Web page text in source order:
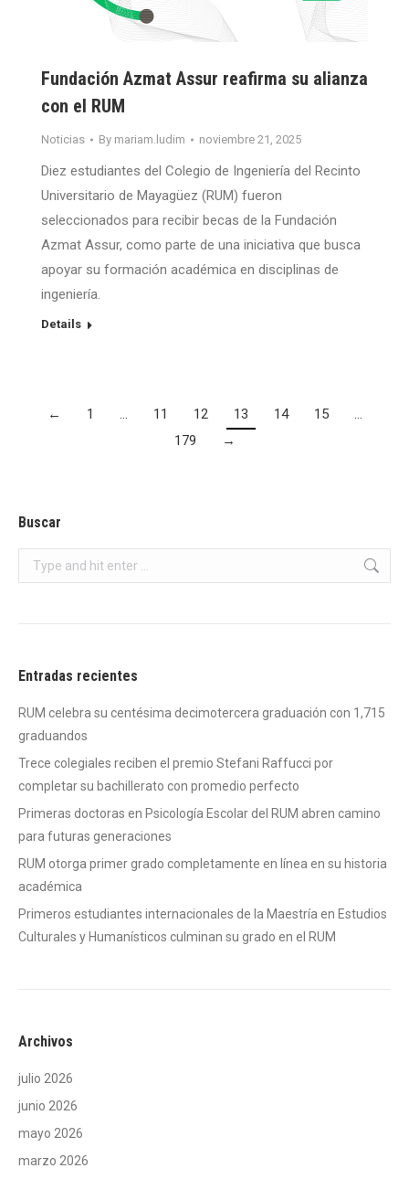
Fundación Azmat Assur reafirma su alianza
con el RUM
Noticias By mariam.ludim noviembre 21, 2025
Diez estudiantes del Colegio de Ingeniería del Recinto
Universitario de Mayagüez (RUM) fueron
seleccionados para recibir becas de la Fundación
Azmat Assur, como parte de una iniciativa que busca
apoyar su formación académica en disciplinas de
ingeniería.
Details
← 1 … 11 12 13 14 15
…
179
→
Buscar
Search:
Entradas recientes
RUM celebra su centésima decimotercera graduación con 1,715
graduandos
Trece colegiales reciben el premio Stefani Raffucci por
completar su bachillerato con promedio perfecto
Primeras doctoras en Psicología Escolar del RUM abren camino
para futuras generaciones
RUM otorga primer grado completamente en línea en su historia
académica
Primeros estudiantes internacionales de la Maestría en Estudios
Culturales y Humanísticos culminan su grado en el RUM
Archivos
julio 2026
junio 2026
mayo 2026
marzo 2026